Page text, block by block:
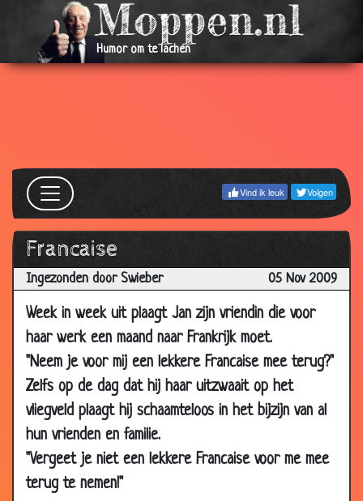
Humor om te lachen
Vind ik leuk Volgen
Francaise
Ingezonden door Swieber 05 Nov 2009
Week in week uit plaagt Jan zijn vriendin die voor
haar werk een maand naar Frankrijk moet.
"Neem je voor mij een lekkere Francaise mee terug?"
Zelfs op de dag dat hij haar uitzwaait op het
vliegveld plaagt hij schaamteloos in het bijzijn van al
hun vrienden en familie.
"Vergeet je niet een lekkere Francaise voor me mee
terug te nemen!"
2009
4 tienen
17 Dec
2009
Ring terug brengen
16 Dec
2009
3.50
08 Dec
2009
Een lezing
04 Dec
2009
Zilveren bruiloft 3.60
04 Dec
2009
Versprekingen
04 Dec
2009
Trouwdag vergeten
04 Dec
Behoeften van de man in de loop der
2009
Moeder van zes